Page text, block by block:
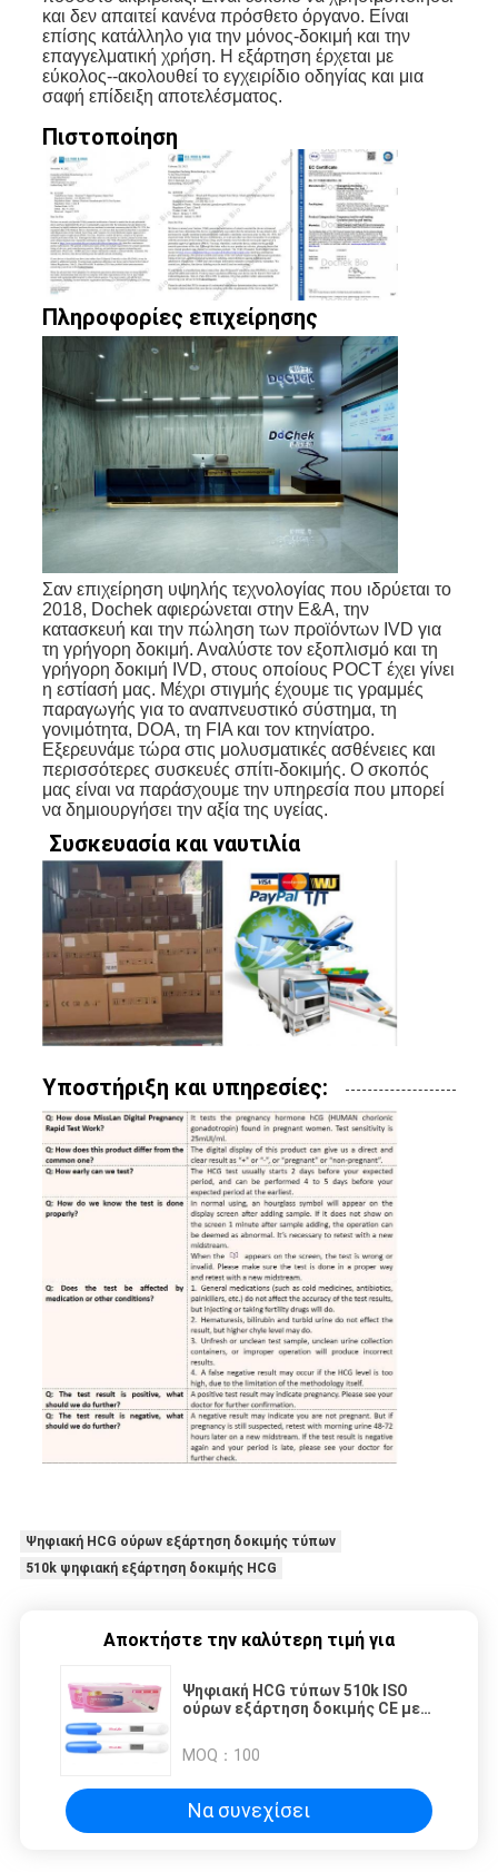
και δεν απαιτεί κανένα πρόσθετο όργανο. Είναι
επίσης κατάλληλο για την μόνος-δοκιμή και την
επαγγελματική χρήση. Η εξάρτηση έρχεται με
εύκολος--ακολουθεί το εγχειρίδιο οδηγίας και μια
σαφή επίδειξη αποτελέσματος.
Πιστοποίηση
Πληροφορίες επιχείρησης
Σαν επιχείρηση υψηλής τεχνολογίας που ιδρύεται το
2018, Dochek αφιερώνεται στην Ε&Α, την
κατασκευή και την πώληση των προϊόντων IVD για
τη γρήγορη δοκιμή. Αναλύστε τον εξοπλισμό και τη
γρήγορη δοκιμή IVD, στους οποίους POCT έχει γίνει
η εστίασή μας. Μέχρι στιγμής έχουμε τις γραμμές
παραγωγής για το αναπνευστικό σύστημα, τη
γονιμότητα, DOA, τη FIA και τον κτηνίατρο.
Εξερευνάμε τώρα στις μολυσματικές ασθένειες και
περισσότερες συσκευές σπίτι-δοκιμής. Ο σκοπός
μας είναι να παράσχουμε την υπηρεσία που μπορεί
να δημιουργήσει την αξία της υγείας.
Συσκευασία και ναυτιλία
Υποστήριξη και υπηρεσίες:
Ψηφιακή HCG ούρων εξάρτηση δοκιμής τύπων
510k ψηφιακή εξάρτηση δοκιμής HCG
Αποκτήστε την καλύτερη τιμή για
Ψηφιακή HCG τύπων 510k ISO
ούρων εξάρτηση δοκιμής CE με
MOQ： 100
Να συνεχίσει